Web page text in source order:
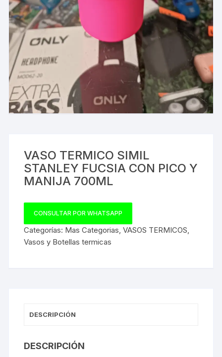
VASO TERMICO SIMIL
STANLEY FUCSIA CON PICO Y
MANIJA 700ML
CONSULTAR POR WHATSAPP
Categorías: Mas Categorias,VASOS TERMICOS,
Vasos y Botellas termicas
DESCRIPCIÓN
DESCRIPCIÓN